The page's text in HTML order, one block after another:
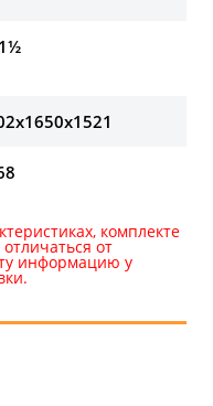
комплекте
от
информацию у